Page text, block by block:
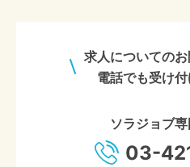
求人についての
電話でも受け
ソラジョブ
03-